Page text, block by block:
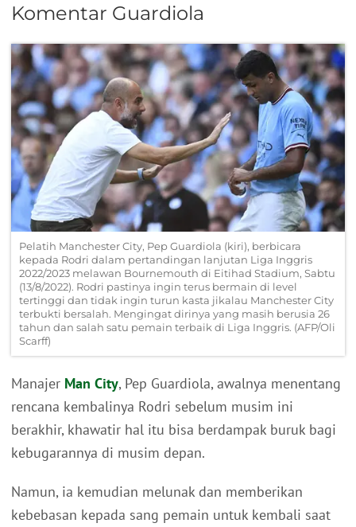
Komentar Guardiola
Pelatih Manchester City, Pep Guardiola (kiri), berbicara
kepada Rodri dalam pertandingan lanjutan Liga Inggris
2022/2023 melawan Bournemouth di Eitihad Stadium, Sabtu
(13/8/2022). Rodri pastinya ingin terus bermain di level
tertinggi dan tidak ingin turun kasta jikalau Manchester City
terbukti bersalah. Mengingat dirinya yang masih berusia 26
tahun dan salah satu pemain terbaik di Liga Inggris. (AFP/Oli
Scarff)
Manajer Man City, Pep Guardiola, awalnya menentang
rencana kembalinya Rodri sebelum musim ini
berakhir, khawatir hal itu bisa berdampak buruk bagi
kebugarannya di musim depan.
Namun, ia kemudian melunak dan memberikan
kebebasan kepada sang pemain untuk kembali saat